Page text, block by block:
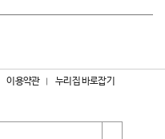
이용약관 누리집 바로잡기